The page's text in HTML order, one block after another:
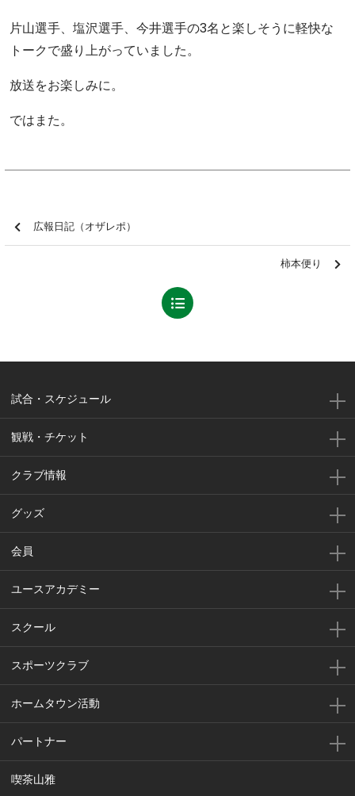
片山選手、塩沢選手、今井選手の3名と楽しそうに軽快な
トークで盛り上がっていました。
放送をお楽しみに。
ではまた。
広報日記（オザレポ）
柿本便り
試合・スケジュール
観戦・チケット
クラブ情報
グッズ
会員
ユースアカデミー
スクール
スポーツクラブ
ホームタウン活動
パートナー
喫茶山雅